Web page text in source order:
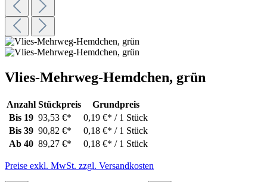
Vlies-Mehrweg-Hemdchen, grün
Anzahl Stückpreis
Grundpreis
Bis 19 93,53 €*
0,19 €* / 1 Stück
Bis 39 90,82 €*
0,18 €* / 1 Stück
Ab 40 89,27 €* 0,18 €* / 1 Stück
Preise exkl. MwSt. zzgl. Versandkosten